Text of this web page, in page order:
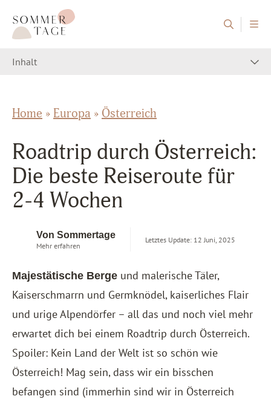
Zum Inhalt springen
Sommertage - Der Reiseblog aus Österreich
Inhalt
Home » Europa » Österreich
Roadtrip durch Österreich:
Die beste Reiseroute für
2-4 Wochen
Von Sommertage
Mehr erfahren
Letztes Update: 12 Juni, 2025
Majestätische Berge und malerische Täler,
Kaiserschmarrn und Germknödel, kaiserliches Flair
und urige Alpendörfer – all das und noch viel mehr
erwartet dich bei einem Roadtrip durch Österreich.
Spoiler: Kein Land der Welt ist so schön wie
Österreich! Mag sein, dass wir ein bisschen
befangen sind (immerhin sind wir in Österreich